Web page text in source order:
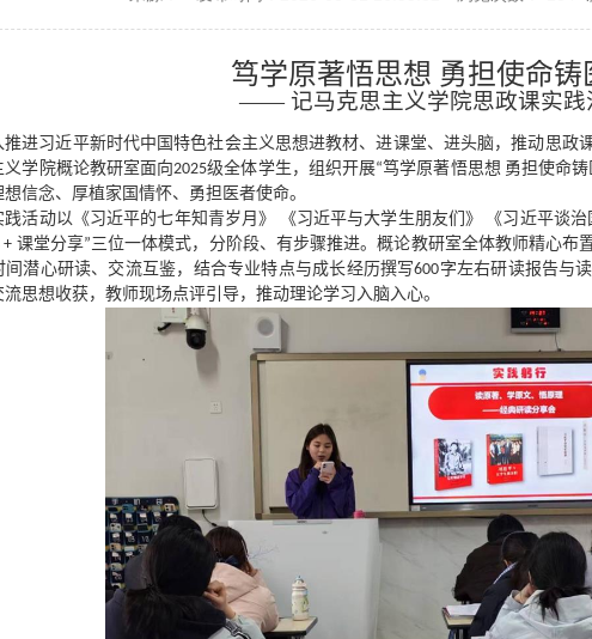
笃学原著悟思想 勇担使命铸
——记马克思主义学院思政课实践
推进习近平新时代中国特色社会主义思想进教材、进课堂、进头脑，推动思政
学院概论教研室面向2025级全体学生，组织开展“笃学原著悟思想 勇担使命
想信念、厚植家国情怀、勇担医者使命。
践活动以《习近平的七年知青岁月》
《习近平与大学生朋友们》
《习近平谈
+ 课堂分享”三位一体模式，分阶段、有步骤推进。概论教研室全体教师精心
间潜心研读、交流互鉴，结合专业特点与成长经历撰写600字左右研读报告与
思想收获，教师现场点评引导，推动理论学习入脑入心。